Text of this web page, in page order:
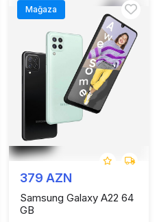
Mağaza
379 AZN
Samsung Galaxy A22 64
GB